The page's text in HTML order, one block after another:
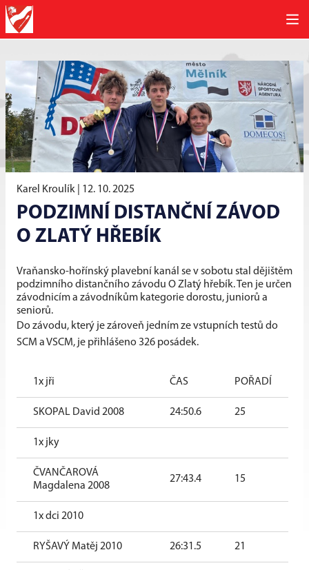
Karel Kroulík | 12. 10. 2025
PODZIMNÍ DISTANČNÍ ZÁVOD
O ZLATÝ HŘEBÍK
Vraňansko-hořínský plavební kanál se v sobotu stal dějištěm
podzimního distančního závodu O Zlatý hřebík. Ten je určen
závodnicím a závodníkům kategorie dorostu, juniorů a
seniorů.
Do závodu, který je zároveň jedním ze vstupních testů do
SCM a VSCM, je přihlášeno 326 posádek.
1x jři ČAS POŘADÍ
SKOPAL David 2008 24:50.6 25
1x jky
ČVANČAROVÁ
Magdalena 2008
27:43.4 15
1x dci 2010
RYŠAVÝ Matěj 2010 26:31.5 21